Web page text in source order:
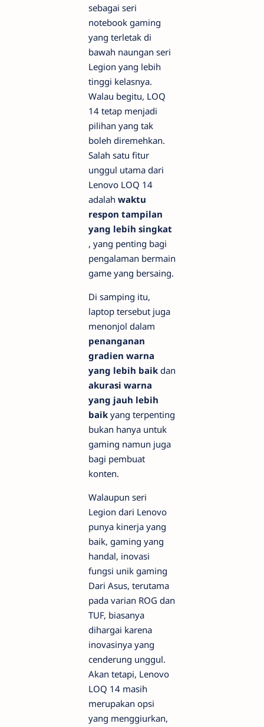
sebagai seri
notebook gaming
yang terletak di
bawah naungan seri
Legion yang lebih
tinggi kelasnya.
Walau begitu, LOQ
14 tetap menjadi
pilihan yang tak
boleh diremehkan.
Salah satu fitur
unggul utama dari
Lenovo LOQ 14
adalah waktu
respon tampilan
yang lebih singkat
, yang penting bagi
pengalaman bermain
game yang bersaing.
Di samping itu,
laptop tersebut juga
menonjol dalam
penanganan
gradien warna
yang lebih baik dan
akurasi warna
yang jauh lebih
baik yang terpenting
bukan hanya untuk
gaming namun juga
bagi pembuat
konten.
Walaupun seri
Legion dari Lenovo
punya kinerja yang
baik, gaming yang
handal, inovasi
fungsi unik gaming
Dari Asus, terutama
pada varian ROG dan
TUF, biasanya
dihargai karena
inovasinya yang
cenderung unggul.
Akan tetapi, Lenovo
LOQ 14 masih
merupakan opsi
yang menggiurkan,